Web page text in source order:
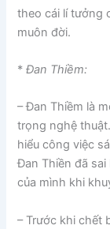
theo cái lí tưởng
muôn đời.
* Đan Thiềm:
– Đan Thiềm là
trọng nghệ
hiểu công việc
Đan Thiền đã sai
của mình khi
– Trước khi chết